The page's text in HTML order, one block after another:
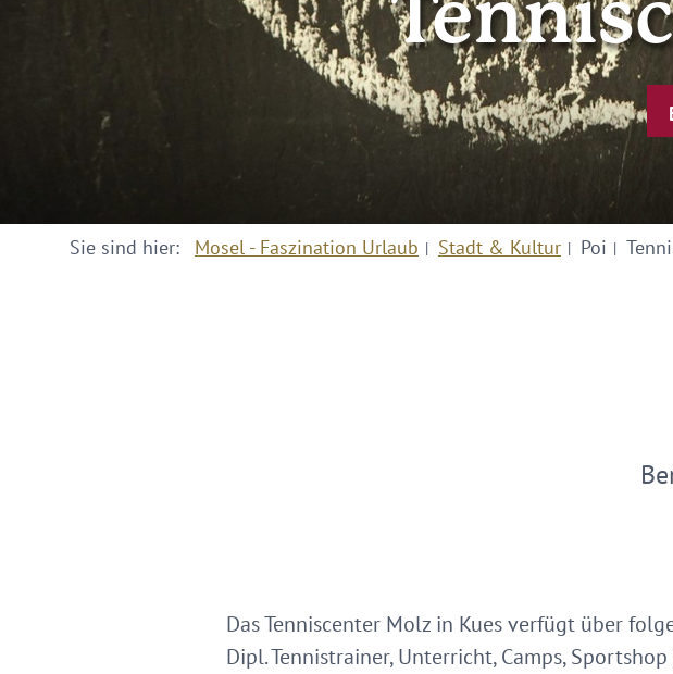
Sie sind hier: Mosel - Faszination Urlaub Stadt & Kultur Poi
Das Tenniscenter Molz in Kues verfügt über
Dipl. Tennistrainer, Unterricht, Camps,